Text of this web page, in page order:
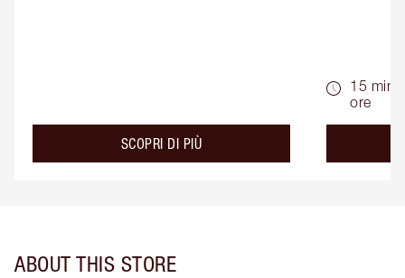
SCOPRI DI PIÙabout the
15 min
ore
ABOUT THIS STORE